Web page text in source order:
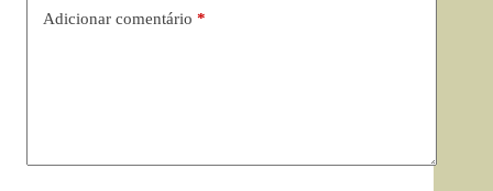
Adicionar comentário *